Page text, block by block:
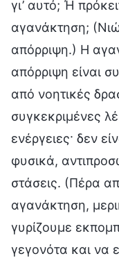
γι’ αυτό; Ή
αγανάκτηση;
απόρριψη.) Η
απόρριψη είναι
από νοητικές
συγκεκριμένες
ενέργειες· δεν
φυσικά,
στάσεις. (Πέρα
αγανάκτηση,
γυρίζουμε
γεγονότα και να